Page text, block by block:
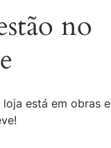
no
está em obras e